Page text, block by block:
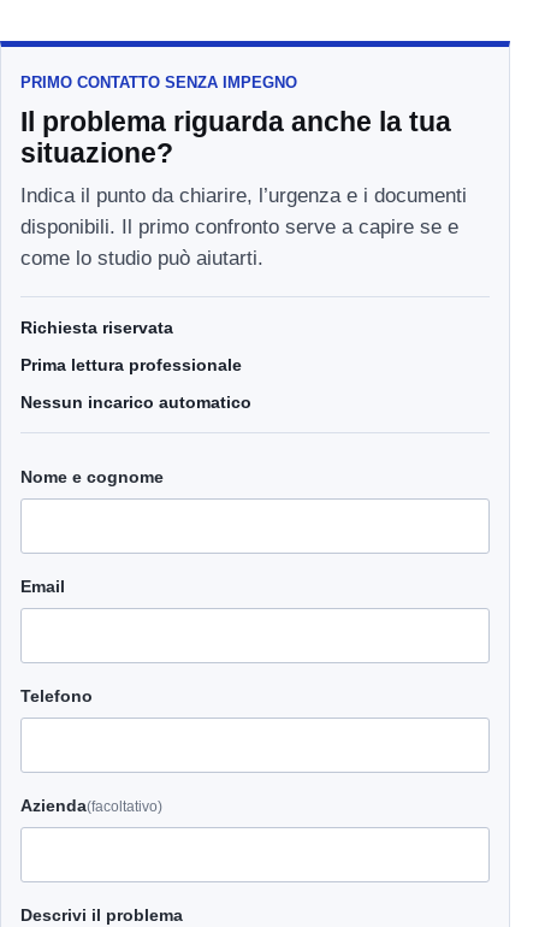
PRIMO CONTATTO SENZA IMPEGNO
Il problema riguarda anche la tua
situazione?
Indica il punto da chiarire, l’urgenza e i documenti
disponibili. Il primo confronto serve a capire se e
come lo studio può aiutarti.
Richiesta riservata
Prima lettura professionale
Nessun incarico automatico
Nome e cognome
Email
Telefono
Azienda(facoltativo)
Descrivi il problema